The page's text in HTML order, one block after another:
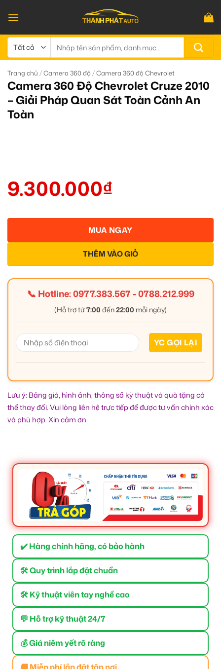
qua
dung
kiếm:
Trang chủ /Camera 360 độ /Camera 360 độ Chevrolet
Camera 360 Độ Chevrolet Cruze 2010
– Giải Pháp Quan Sát Toàn Cảnh An
Toàn
9.300.000₫
THÊM VÀO GIỎ
MUA NGAY
📞 Hotline:0977.383.567-0788.212.999
(Hỗ trợ từ7:00 đến22:00 mỗi ngày)
Lưu ý: Bảng giá, hình ảnh, thông số kỹ thuật và quà tặng có
thể thay đổi. Vui lòng liên hệ trực tiếp để được tư vấn chính xác
và phù hợp. Xin cảm ơn
✔️ Hàng chính hãng, có bảo hành
🛠 Quy trình lắp đặt chuẩn
🛠 Kỹ thuật viên tay nghề cao
💬 Hỗ trợ kỹ thuật 24/7
💰 Giá niêm yết rõ ràng